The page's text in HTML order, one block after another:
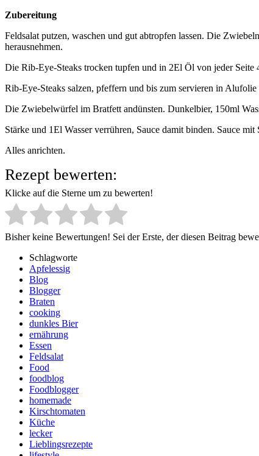
Zubereitung
Feldsalat putzen, waschen und gut abtropfen lassen. Die
herausnehmen.
Die Rib-Eye-Steaks trocken tupfen und in 2El Öl von jeder
Rib-Eye-Steaks salzen, pfeffern und bis zum servieren in
Die Zwiebelwürfel im Bratfett andünsten. Dunkelbier, 150ml
Stärke und 1El Wasser verrühren, Sauce damit binden. Sauce
Alles anrichten.
Rezept bewerten:
Klicke auf die Sterne um zu bewerten!
Bisher keine Bewertungen! Sei der Erste, der diesen Beitrag
Schlagworte
Apfelessig
Blog
Blogger
Braten
cooking
dunkles Bier
ernährung
Essen
Feldsalat
Food
foodblog
Foodblogger
homemade
Kirschtomaten
Küche
lecker
Lieblingsrezepte